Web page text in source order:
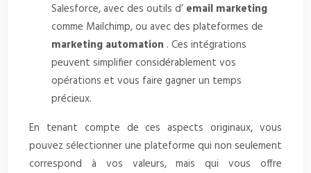
Salesforce, avec des outils d’ email marketing
comme Mailchimp, ou avec des plateformes de
marketing automation . Ces intégrations
peuvent simplifier considérablement vos
opérations et vous faire gagner un temps
précieux.
En tenant compte de ces aspects originaux, vous
pouvez sélectionner une plateforme qui non seulement
correspond à vos valeurs, mais qui vous offre